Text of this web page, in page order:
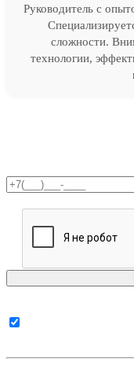
Руководитель с
сложности.
технологии,